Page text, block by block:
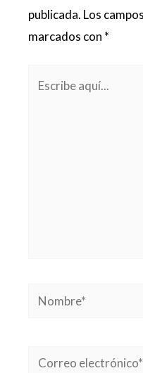
publicada. Los
marcados con *
Nombre*
Correo